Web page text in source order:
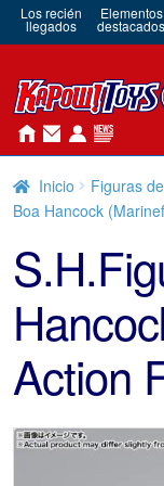
Los recién
llegados
Elementos
destacados
Inicio Figuras
Boa Hancock
Action